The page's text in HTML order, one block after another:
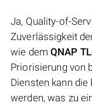
Ja, Quality-of-
Zuverlässigkeit
wie demQNAP
Priorisierung von
Diensten kann
werden, was zu